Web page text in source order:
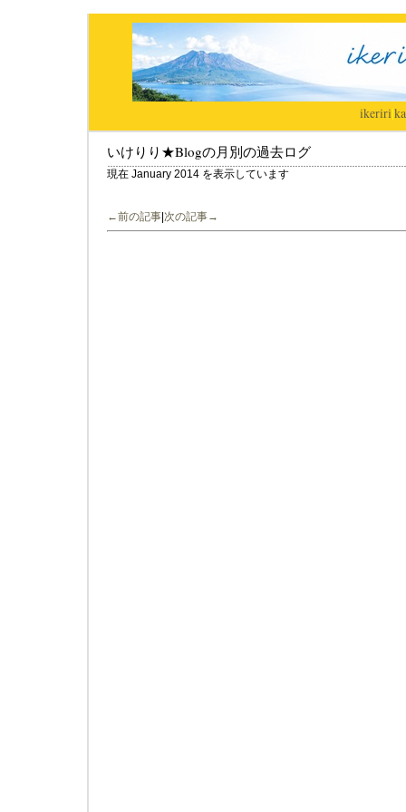
ikeriri|
いけりり★Blogの月別の過去ログ
現在 January 2014 を表示しています
←前の記事 次の記事→